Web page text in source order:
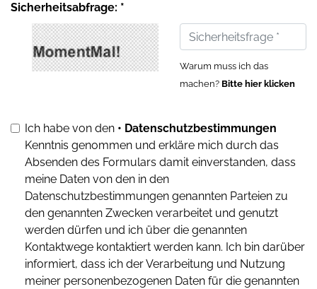
Sicherheitsabfrage: *
Warum muss ich das
machen? Bitte hier klicken
Ich habe von den • Datenschutzbestimmungen
Kenntnis genommen und erkläre mich durch das
Absenden des Formulars damit einverstanden, dass
meine Daten von den in den
Datenschutzbestimmungen genannten Parteien zu
den genannten Zwecken verarbeitet und genutzt
werden dürfen und ich über die genannten
Kontaktwege kontaktiert werden kann. Ich bin darüber
informiert, dass ich der Verarbeitung und Nutzung
meiner personenbezogenen Daten für die genannten